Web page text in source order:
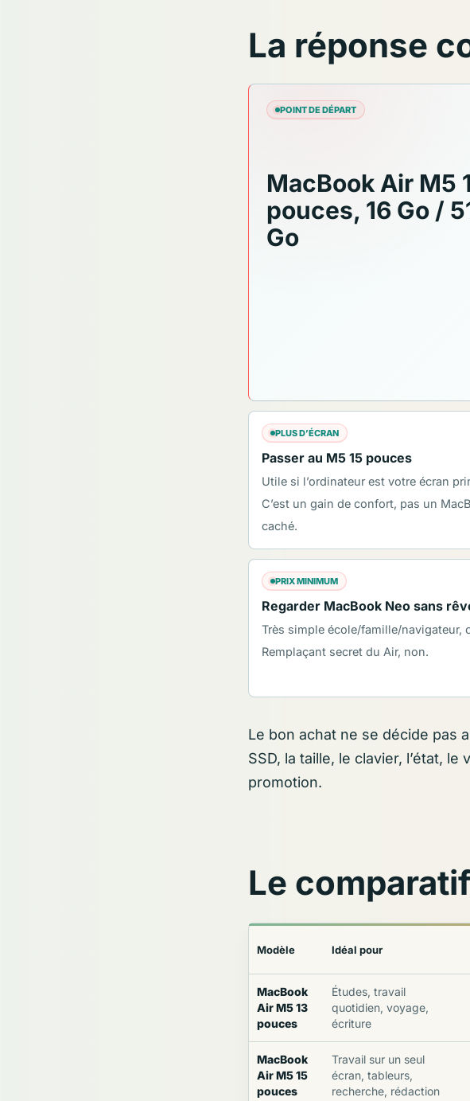
La réponse
POINT DE DÉPART
MacBook Air M5
pouces, 16 Go /
Go
PLUS D’ÉCRAN
Passer au M5 15 pouces
Utile si l’ordinateur est votre écran
C’est un gain de confort, pas un
caché.
PRIX MINIMUM
Regarder MacBook Neo sans
Très simple école/famille/navigateur,
Remplaçant secret du Air, non.
Le bon achat ne se décide pas
SSD, la taille, le clavier, l’état,
promotion.
Le
Modèle Idéal pour
MacBook
Air M5 13
pouces
Études, travail
quotidien, voyage,
écriture
MacBook
Air M5 15
pouces
Travail sur un seul
écran, tableurs,
recherche, rédaction